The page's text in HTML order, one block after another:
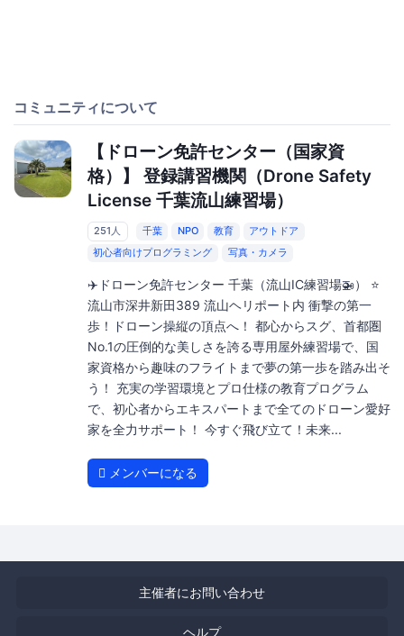
コミュニティについて
【ドローン免許センター（国家資
格）】 登録講習機関（Drone Safety
License 千葉流山練習場）
251人 千葉 NPO 教育
アウトドア
初心者向けプログラミング
写真・カメラ
✈️ドローン免許センター 千葉（流山IC練習場🚁） ⭐️
流山市深井新田389 流山ヘリポート内 衝撃の第一
歩！ドローン操縦の頂点へ！ 都心からスグ、首都圏
No.1の圧倒的な美しさを誇る専用屋外練習場で、国
家資格から趣味のフライトまで夢の第一歩を踏み出そ
う！ 充実の学習環境とプロ仕様の教育プログラム
で、初心者からエキスパートまで全てのドローン愛好
家を全力サポート！ 今すぐ飛び立て！未来...
メンバーになる
主催者にお問い合わせ
ヘルプ